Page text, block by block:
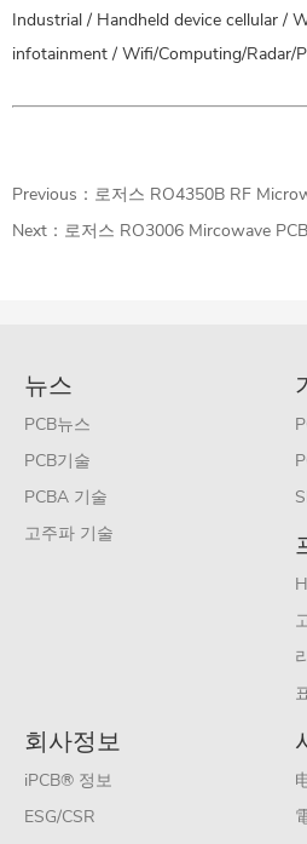
Industrial / Handheld device cellular /
infotainment / Wifi/Computing/Radar/
Previous： 로저스 RO4350B RF
Next： 로저스 RO3006 Mircowave
뉴스
PCB뉴스
PCB기술
PCBA 기술
고주파 기술
회사정보
iPCB® 정보
ESG/CSR